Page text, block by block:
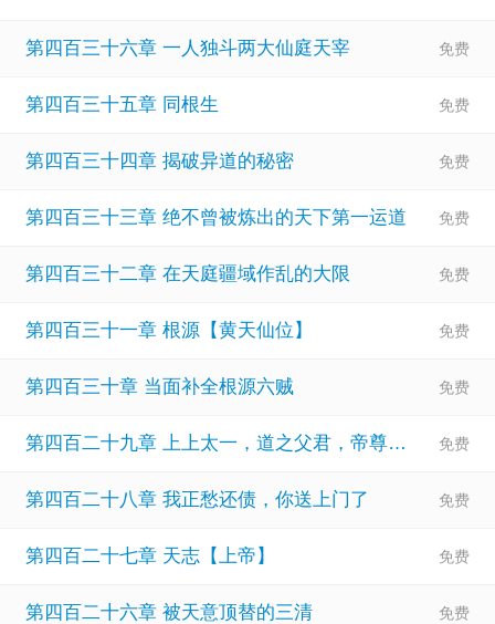
第四百三十六章 一人独斗两大仙庭天宰
第四百三十五章 同根生
第四百三十四章 揭破异道的秘密
第四百三十三章 绝不曾被炼出的天下第一运道
第四百三十二章 在天庭疆域作乱的大限
第四百三十一章 根源【黄天仙位】
第四百三十章 当面补全根源六贼
第四百二十九章 上上太一，道之父君，帝尊之先！
第四百二十八章 我正愁还债，你送上门了
第四百二十七章 天志【上帝】
第四百二十六章 被天意顶替的三清